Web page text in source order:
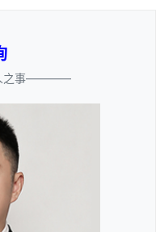
之事————